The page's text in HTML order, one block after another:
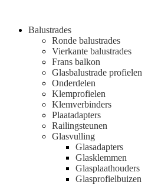
Balustrades
Ronde balustrades
Vierkante balustrades
Frans balkon
Glasbalustrade profielen
Onderdelen
Klemprofielen
Klemverbinders
Plaatadapters
Railingsteunen
Glasvulling
Glasadapters
Glasklemmen
Glasplaathouders
Glasprofielbuizen